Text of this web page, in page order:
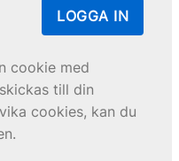
LOGGA IN
cookie med
till din
cookies, kan du